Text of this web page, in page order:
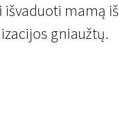
mamą iš
gniaužtų.